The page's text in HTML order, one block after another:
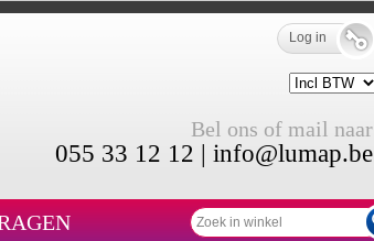
Log in
Bel ons of mail naar
055 33 12 12 | info@lumap.be